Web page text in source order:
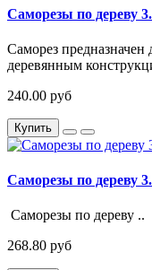
Саморезы по дереву
Саморез предназначен
деревянным
240.00 руб
Купить
Саморезы по дереву
Саморезы по дереву ..
268.80 руб